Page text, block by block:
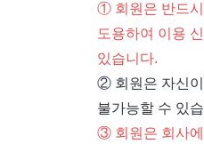
① 회원은 반드시
도용하여 이용
있습니다.
② 회원은 자신이
불가능할 수 있
③ 회원은 회사에